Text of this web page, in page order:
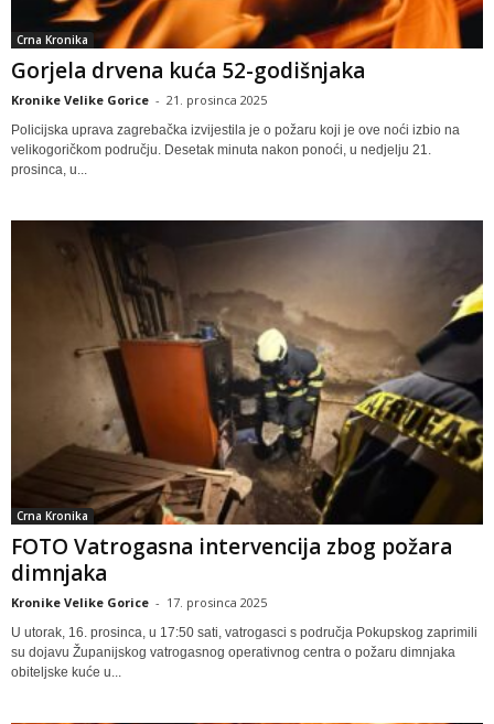
Crna Kronika
Gorjela drvena kuća 52-godišnjaka
Kronike Velike Gorice - 21. prosinca 2025
Policijska uprava zagrebačka izvijestila je o požaru koji je ove noći izbio na
velikogoričkom području. Desetak minuta nakon ponoći, u nedjelju 21.
prosinca, u...
Crna Kronika
FOTO Vatrogasna intervencija zbog požara
dimnjaka
Kronike Velike Gorice - 17. prosinca 2025
U utorak, 16. prosinca, u 17:50 sati, vatrogasci s područja Pokupskog zaprimili
su dojavu Županijskog vatrogasnog operativnog centra o požaru dimnjaka
obiteljske kuće u...